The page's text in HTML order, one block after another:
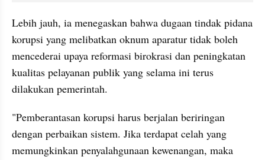
Lebih jauh, ia menegaskan bahwa dugaan tindak pidana
korupsi yang melibatkan oknum aparatur tidak boleh
mencederai upaya reformasi birokrasi dan peningkatan
kualitas pelayanan publik yang selama ini terus
dilakukan pemerintah.
"Pemberantasan korupsi harus berjalan beriringan
dengan perbaikan sistem. Jika terdapat celah yang
memungkinkan penyalahgunaan kewenangan, maka